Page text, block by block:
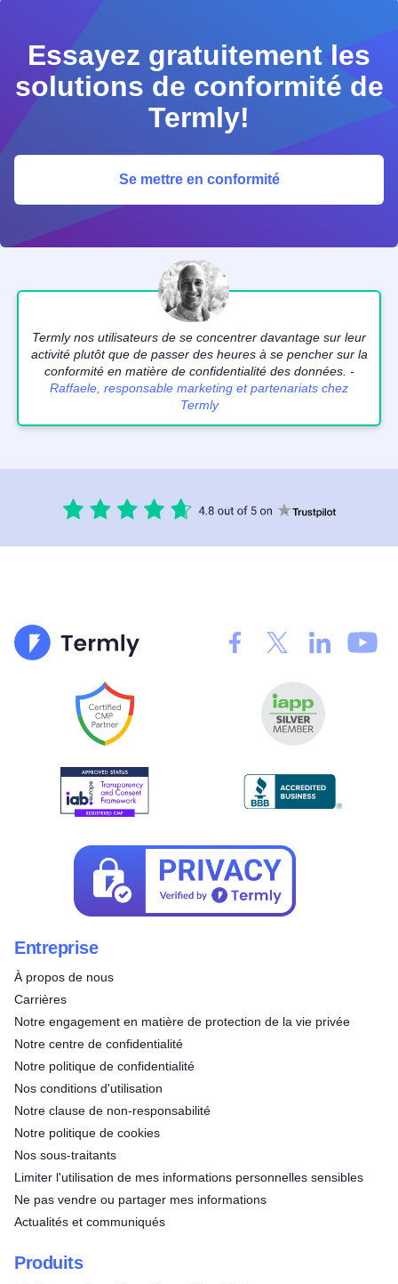
Essayez gratuitement les
solutions de conformité de
Termly!
Se mettre en conformité
Termly nos utilisateurs de se concentrer davantage sur leur
activité plutôt que de passer des heures à se pencher sur la
conformité en matière de confidentialité des données. -
Raffaele, responsable marketing et partenariats chez
Termly
Entreprise
À propos de nous
Carrières
Notre engagement en matière de protection de la vie privée
Notre centre de confidentialité
Notre politique de confidentialité
Nos conditions d'utilisation
Notre clause de non-responsabilité
Notre politique de cookies
Nos sous-traitants
Limiter l'utilisation de mes informations personnelles sensibles
Ne pas vendre ou partager mes informations
Actualités et communiqués
Produits